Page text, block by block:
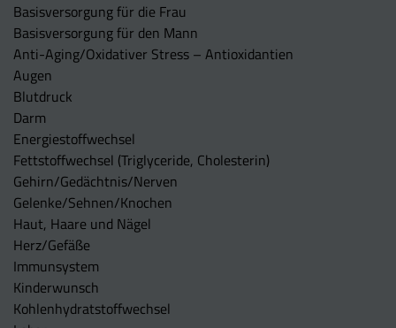
Basisversorgung für die Frau
Basisversorgung für den Mann
Anti-Aging/Oxidativer Stress – Antioxidantien
Augen
Blutdruck
Darm
Energiestoffwechsel
Fettstoffwechsel (Triglyceride, Cholesterin)
Gehirn/Gedächtnis/Nerven
Gelenke/Sehnen/Knochen
Haut, Haare und Nägel
Herz/Gefäße
Immunsystem
Kinderwunsch
Kohlenhydratstoffwechsel